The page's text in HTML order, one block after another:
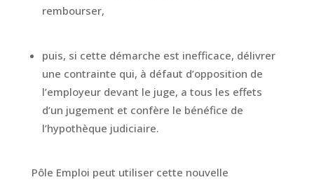
rembourser,
puis, si cette démarche est inefficace, délivrer
une contrainte qui, à défaut d’opposition de
l’employeur devant le juge, a tous les effets
d’un jugement et confère le bénéfice de
l’hypothèque judiciaire.
Pôle Emploi peut utiliser cette nouvelle